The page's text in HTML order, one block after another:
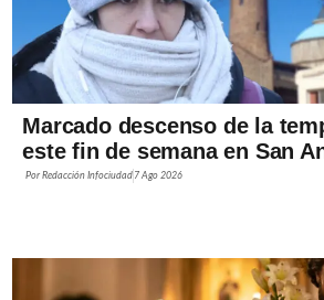
Marcado descenso de la
este fin de semana en San
PorRedacción Infociudad 7 Ago 2026